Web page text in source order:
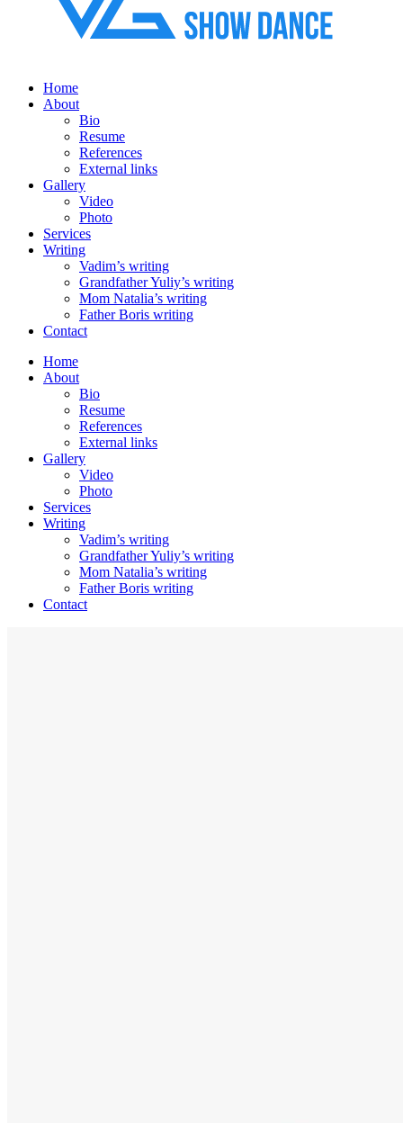
Home
About
Bio
Resume
References
External links
Gallery
Video
Photo
Services
Writing
Vadim’s writing
Grandfather Yuliy’s writing
Mom Natalia’s writing
Father Boris writing
Contact
Home
About
Bio
Resume
References
External links
Gallery
Video
Photo
Services
Writing
Vadim’s writing
Grandfather Yuliy’s writing
Mom Natalia’s writing
Father Boris writing
Contact